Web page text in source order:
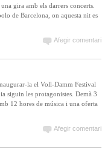
gira amb els darrers concerts.
de Barcelona, on aquesta nit es
Afegir comentari
la el Voll-Damm Festival
siguin les protagonistes. Demà 3
12 hores de música i una oferta
Afegir comentari